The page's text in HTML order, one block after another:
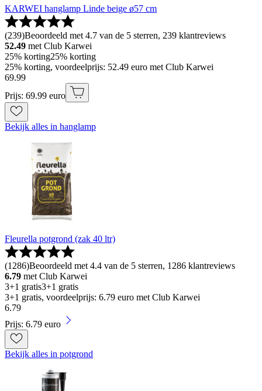
KARWEI hanglamp Linde beige ø57 cm
(239)Beoordeeld met 4.7 van de 5 sterren, 239 klantreviews
52.49 met Club Karwei
25% korting25% korting
25% korting, voordeelprijs: 52.49 euro met Club Karwei
69.99
Prijs: 69.99 euro
Bekijk alles in hanglamp
Fleurella potgrond (zak 40 ltr)
(1286)Beoordeeld met 4.4 van de 5 sterren, 1286 klantreviews
6.79 met Club Karwei
3+1 gratis3+1 gratis
3+1 gratis, voordeelprijs: 6.79 euro met Club Karwei
6.79
Prijs: 6.79 euro
Bekijk alles in potgrond